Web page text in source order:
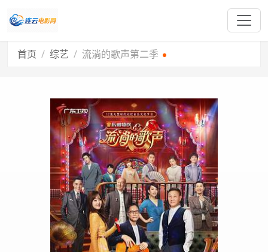
首页 综艺 流淌的歌声第二季